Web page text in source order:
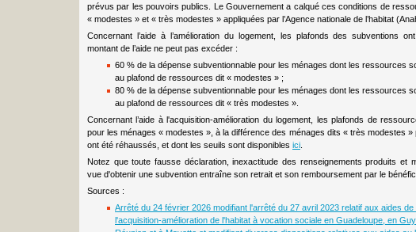
prévus par les pouvoirs publics. Le Gouvernement a calqué ces conditions de
« modestes » et « très modestes » appliquées par l’Agence nationale de l’habitat
Concernant l’aide à l’amélioration du logement, les plafonds des subventions
montant de l’aide ne peut pas excéder :
60 % de la dépense subventionnable pour les ménages dont les ressources
au plafond de ressources dit « modestes » ;
80 % de la dépense subventionnable pour les ménages dont les ressources
au plafond de ressources dit « très modestes ».
Concernant l’aide à l'acquisition-amélioration du logement, les plafonds de
pour les ménages « modestes », à la différence des ménages dits « très modestes »
ont été réhaussés, et dont les seuils sont disponibles ici
Notez que toute fausse déclaration, inexactitude des renseignements produits et
vue d'obtenir une subvention entraîne son retrait et son remboursement par le
Sources :
Arrêté du 24 février 2026 modifiant l'arrêté du 27 avril 2023 relatif aux aides de
l'acquisition-amélioration de l'habitat à vocation sociale en Guadeloupe, en